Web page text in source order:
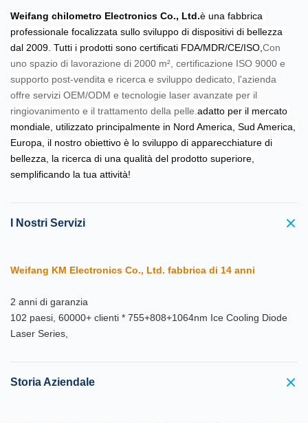
Weifang chilometro Electronics Co., Ltd.è una fabbrica
professionale focalizzata sullo sviluppo di dispositivi di bellezza
dal 2009. Tutti i prodotti sono certificati FDA/MDR/CE/ISO, Con
uno spazio di lavorazione di 2000 m², certificazione ISO 9000 e
supporto post-vendita e ricerca e sviluppo dedicato, l'azienda
offre servizi OEM/ODM e tecnologie laser avanzate per il
ringiovanimento e il trattamento della pelle. adatto per il mercato
mondiale, utilizzato principalmente in Nord America, Sud America,
Europa, il nostro obiettivo è lo sviluppo di apparecchiature di
bellezza, la ricerca di una qualità del prodotto superiore,
semplificando la tua attività!
I Nostri Servizi
Weifang KM Electronics Co., Ltd. fabbrica di 14 anni
2 anni di garanzia
102 paesi, 60000+ clienti * 755+808+1064nm Ice Cooling Diode
Laser Series,
Storia Aziendale